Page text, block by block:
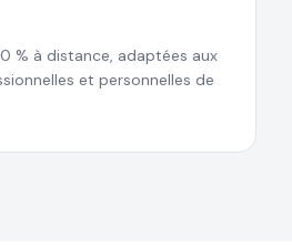
% à distance, adaptées aux
et personnelles de